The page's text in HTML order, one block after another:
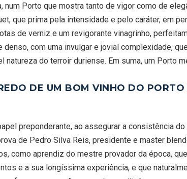
num Porto que mostra tanto de vigor como de
que prima pela intensidade e pelo caráter, em
de verniz e um revigorante vinagrinho,
com uma invulgar e jovial complexidade,
natureza do terroir duriense. Em suma, um Porto
DE UM BOM VINHO DO
preponderante, ao assegurar a consistência
de Pedro Silva Reis, presidente e master
como aprendiz do mestre provador da época,
e a sua longíssima experiência, e que